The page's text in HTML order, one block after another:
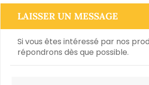
LAISSER UN MESSAGE
Si vous êtes intéressé par nos
répondrons dès que possible.